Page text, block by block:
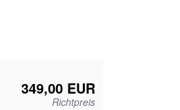
349,00 EUR
Richtpreis